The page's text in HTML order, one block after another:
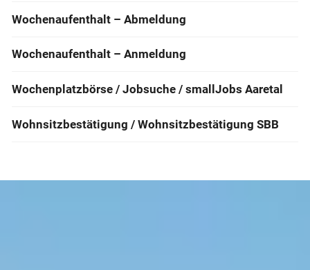
Wochenaufenthalt – Abmeldung
Wochenaufenthalt – Anmeldung
Wochenplatzbörse / Jobsuche / smallJobs Aaretal
Wohnsitzbestätigung / Wohnsitzbestätigung SBB